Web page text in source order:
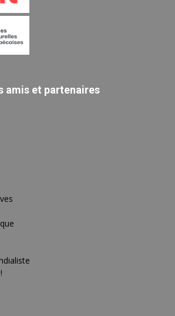
amis et partenaires